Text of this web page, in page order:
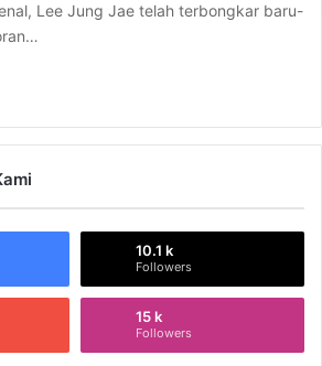
Lee Jung Jae telah terbongkar baru-
10.1 k
Followers
15 k
Followers